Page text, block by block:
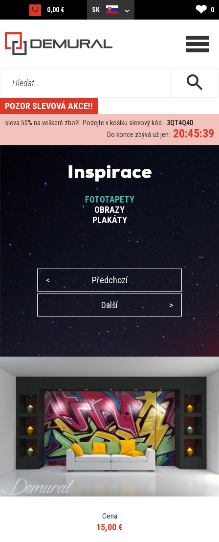
0,00 € SK ❤ 0
Hledat...
POZOR SLEVOVÁ AKCE!!
sleva 50% na veškeré zboží. Podejte v košíku slevový kód - 3QT4Q4D
20:45:39
Do konce zbývá už jen:
Inspirace
FOTOTAPETY
OBRAZY
PLAKÁTY
< Předchozí
Další >
Cena
15,00 €